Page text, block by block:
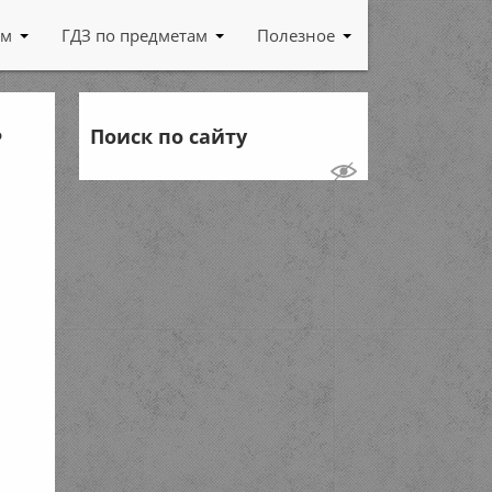
ГДЗ по предметам Полезное
Поиск по сайту